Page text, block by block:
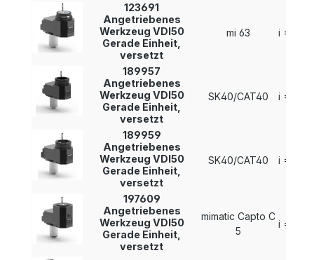
123691
Angetriebenes
Werkzeug VDI50
Gerade Einheit,
versetzt
mi 63 i = 1 : 1
189957
Angetriebenes
Werkzeug VDI50
Gerade Einheit,
versetzt
SK40/CAT40 i = 1 : 1
189959
Angetriebenes
Werkzeug VDI50
Gerade Einheit,
versetzt
SK40/CAT40 i = 1 : 1
197609
Angetriebenes
Werkzeug VDI50
Gerade Einheit,
versetzt
mimatic Capto C
5
i = 1 : 1